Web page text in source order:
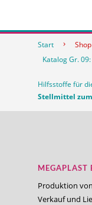
Start
Shop
Katalog Gr.
Hilfsstoffe für
Stellmittel
MEGAPLAST
Produktion
Verkauf und